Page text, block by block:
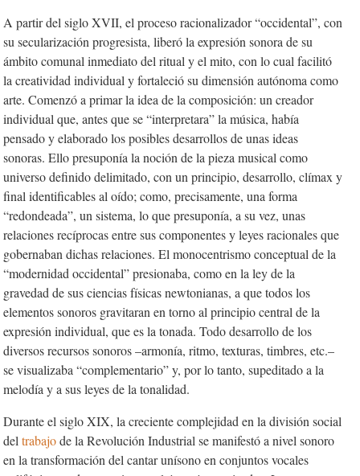
A partir del siglo XVII, el proceso racionalizador “occidental”, con
su secularización progresista, liberóla expresión sonora de su
ámbito comunal inmediato del ritual y el mito, con lo cual facilitó
la creatividad individual y fortaleció su dimensión autónoma como
arte. Comenzó a primar la idea de la composición: un creador
individual que, antes que se “interpretara” la música, había
pensado y elaborado los posibles desarrollos de unas ideas
sonoras. Ello presuponía la noción de la pieza musical como
universo definido delimitado, con un principio, desarrollo, clímax y
final identificables al oído; como, precisamente, una forma
“redondeada”, un sistema, lo que presuponía, a su vez, unas
relaciones recíprocas entre sus componentes y leyes racionales que
gobernaban dichas relaciones. El monocentrismo conceptual de la
“modernidad occidental” presionaba, como en la ley de la
gravedad de sus ciencias físicas newtonianas, a que todos los
elementos sonoros gravitaran en torno al principio central de la
expresión individual, que es la tonada. Todo desarrollo de los
diversos recursos sonoros –armonía, ritmo, texturas, timbres, etc.–
se visualizaba “complementario” y, por lo tanto, supeditado a la
melodía y a sus leyes de la tonalidad.
Durante el siglo XIX, la creciente complejidad en la división social
del trabajode la Revolución Industrial se manifestó a nivel sonoro
en la transformación del cantar unísono en conjuntos vocales